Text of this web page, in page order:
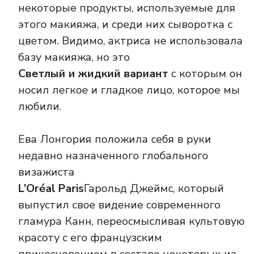
некоторые продукты, используемые для
этого макияжа, и среди них сыворотка с
цветом. Видимо, актриса не использовала
базу макияжа, но это
Светлый и жидкий вариант с которым он
носил легкое и гладкое лицо, которое мы
любили.
Ева Лонгория положила себя в руки
недавно назначенного глобального
визажиста
L’Oréal ParisГарольд Джеймс, который
выпустил свое видение современного
гламура Канн, переосмысливая культовую
красоту с его французским